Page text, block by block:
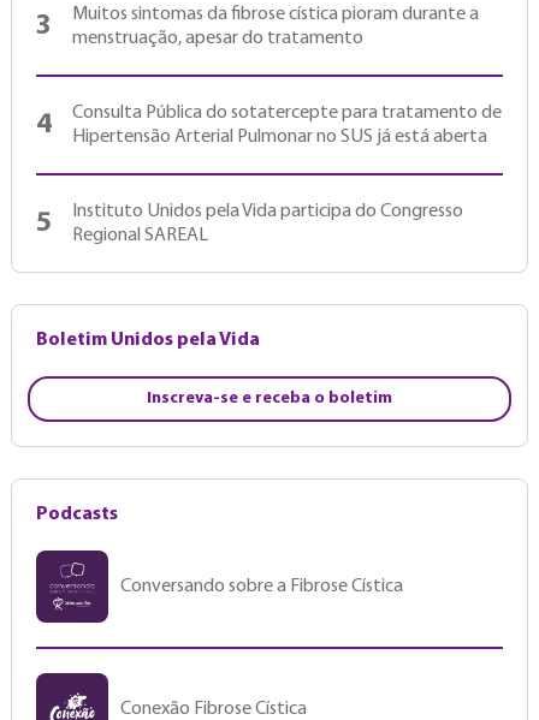
3
Muitos sintomas da fibrose cística pioram durante a
menstruação, apesar do tratamento
4
Consulta Pública do sotatercepte para tratamento de
Hipertensão Arterial Pulmonar no SUS já está aberta
5
Instituto Unidos pela Vida participa do Congresso
Regional SAREAL
Boletim Unidos pela Vida
Inscreva-se e receba o boletim
Podcasts
Conversando sobre a Fibrose Cística
Conexão Fibrose Cística